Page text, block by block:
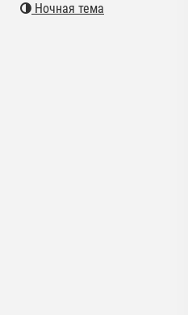
Ночная тема